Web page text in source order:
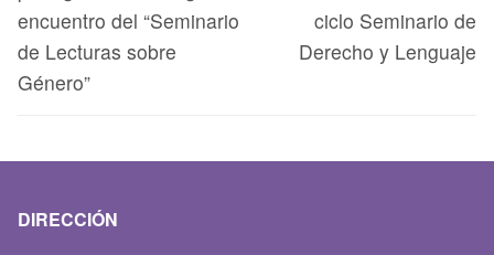
encuentro del “Seminario
de Lecturas sobre
Género”
ciclo Seminario de
Derecho y Lenguaje
DIRECCIÓN